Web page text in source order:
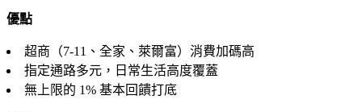
優點
超商（7-11、全家、萊爾富）消費加碼高
指定通路多元，日常生活高度覆蓋
無上限的 1% 基本回饋打底